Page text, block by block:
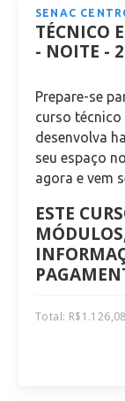
SENAC
TÉCNICO
- NOITE -
Prepare-se
curso
desenvolva
seu espaço
agora e vem
ESTE
Total: R$1.126,08